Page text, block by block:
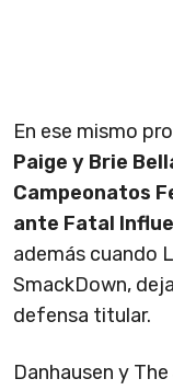
En ese mismo
Paige y Brie
Campeonatos
ante Fatal
además cuando
SmackDown,
defensa titular.
Danhausen y